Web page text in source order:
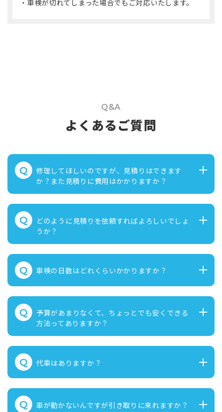
・ 車検が切れてしまった場合でもご対応いたします。
Q&A
よくあるご質問
Q 修理してほしいのですが、見積りはできます
か？また見積りに費用はかかりますか？
Q どのように見積りを依頼すればよろしいでしょ
うか？
Q 車検の日数はどれくらいかかりますか？
Q 予算があまりなくて、ちょっとでも安くできる
方法ってありますか？
Q 代車はありますか？
Q 車が動かないんですが引き取りに来れますか？